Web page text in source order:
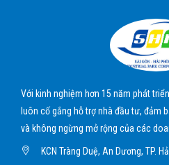
Với kinh nghiệm hơn 15 năm phát
luôn cố gắng hỗ trợ nhà đầu tư, đảm
và không ngừng mở rộng của các
KCN Tràng Duệ, An Dương, TP.